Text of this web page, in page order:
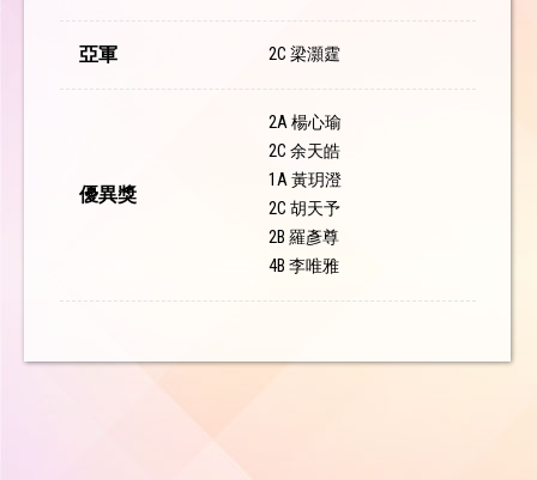
亞軍 2C 梁灝霆
優異獎
2A 楊心瑜
2C 余天皓
1A 黃玥澄
2C 胡天予
2B 羅彥尊
4B 李唯雅